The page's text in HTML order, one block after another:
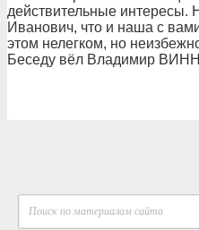
действительные
Иванович, что и наша с
этом нелегком, но
Беседу вёл Владимир